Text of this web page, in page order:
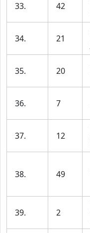
33. 42
34. 21
35. 20
36. 7
37. 12
38. 49
39. 2